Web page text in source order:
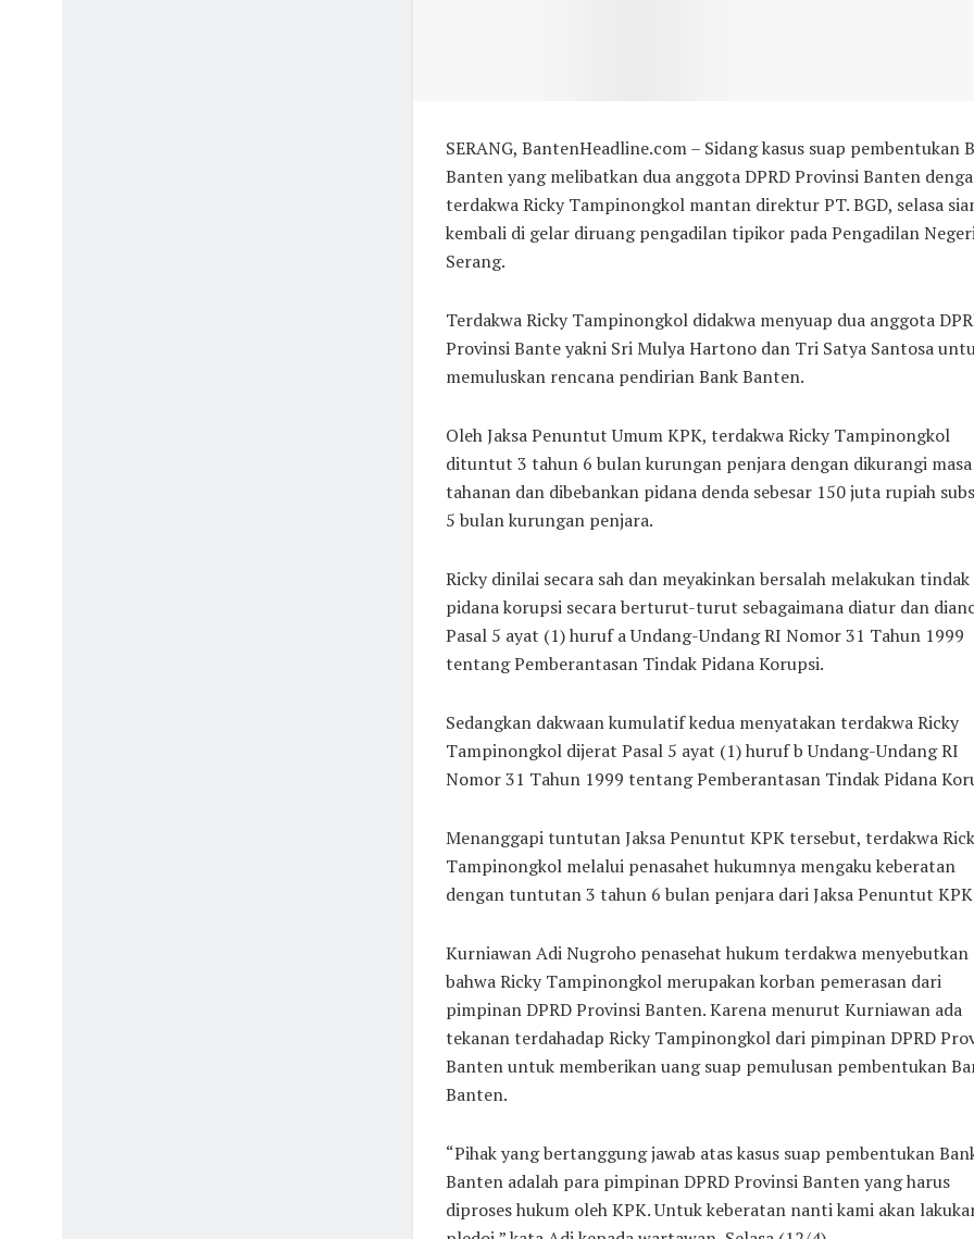
SERANG, BantenHeadline.com – Sidang kasus suap pembentukan
Banten yang melibatkan dua anggota DPRD Provinsi Banten
terdakwa Ricky Tampinongkol mantan direktur PT. BGD, selasa
kembali di gelar diruang pengadilan tipikor pada Pengadilan
Serang.
Terdakwa Ricky Tampinongkol didakwa menyuap dua anggota
Provinsi Bante yakni Sri Mulya Hartono dan Tri Satya Santosa
memuluskan rencana pendirian Bank Banten.
Oleh Jaksa Penuntut Umum KPK, terdakwa Ricky Tampinongkol
dituntut 3 tahun 6 bulan kurungan penjara dengan dikurangi masa
tahanan dan dibebankan pidana denda sebesar 150 juta rupiah
5 bulan kurungan penjara.
Ricky dinilai secara sah dan meyakinkan bersalah melakukan tindak
pidana korupsi secara berturut-turut sebagaimana diatur dan
Pasal 5 ayat (1) huruf a Undang-Undang RI Nomor 31 Tahun 1999
tentang Pemberantasan Tindak Pidana Korupsi.
Sedangkan dakwaan kumulatif kedua menyatakan terdakwa Ricky
Tampinongkol dijerat Pasal 5 ayat (1) huruf b Undang-Undang RI
Nomor 31 Tahun 1999 tentang Pemberantasan Tindak Pidana
Menanggapi tuntutan Jaksa Penuntut KPK tersebut, terdakwa
Tampinongkol melalui penasahet hukumnya mengaku keberatan
dengan tuntutan 3 tahun 6 bulan penjara dari Jaksa Penuntut
Kurniawan Adi Nugroho penasehat hukum terdakwa menyebutkan
bahwa Ricky Tampinongkol merupakan korban pemerasan dari
pimpinan DPRD Provinsi Banten. Karena menurut Kurniawan ada
tekanan terdahadap Ricky Tampinongkol dari pimpinan DPRD
Banten untuk memberikan uang suap pemulusan pembentukan
Banten.
“Pihak yang bertanggung jawab atas kasus suap pembentukan
Banten adalah para pimpinan DPRD Provinsi Banten yang harus
diproses hukum oleh KPK. Untuk keberatan nanti kami akan